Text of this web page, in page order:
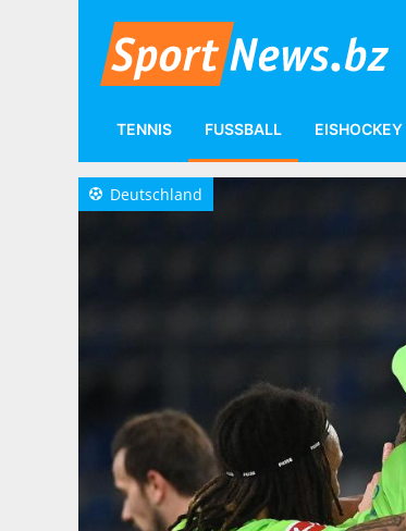
TENNIS FUSSBALL EISHOCKEY
a Deutschland